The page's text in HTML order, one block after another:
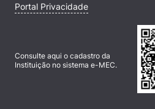
Portal Privacidade
Consulte aqui o cadastro da
Instituição no sistema e-MEC.